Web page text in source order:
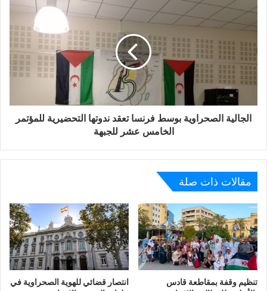
الجالية الصحراوية بوسط فرنسا تعقد ندوتها التحضيرية للمؤتمر
الخامس عشر للجبهة
مقالات ذات صلة
تنظيم وقفة بمقاطعة قادس
انتصار قضائي للهوية الصحراوية في